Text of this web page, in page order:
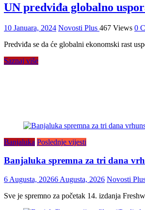
UN predviđa globalno
10 Januara, 2024 Novosti Plus 467 Views 0
Predviđa se da će globalni ekonomski rast
Saznaj više
Banjaluka Poslednje vijesti
Banjaluka spremna za tri dana
6 Augusta, 20266 Augusta, 2026 Novosti
Sve je spremno za početak 14. izdanja